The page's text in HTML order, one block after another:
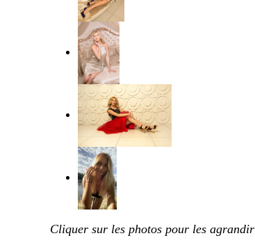
Cliquer sur les photos pour les agrandir